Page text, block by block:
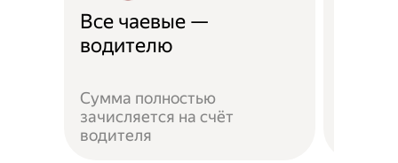
Все чаевые —
водителю
Сумма полностью
зачисляется на счёт
водителя